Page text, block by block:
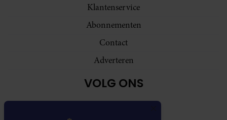
Klantenservice
Abonnementen
Contact
Adverteren
VOLG ONS